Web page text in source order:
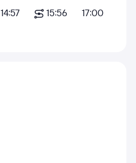
14:57 15:56
17:00